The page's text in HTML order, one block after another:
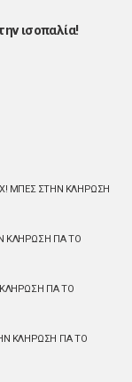
ισοπαλία!
ΜΠΕΣ ΣΤΗΝ ΚΛΗΡΩΣΗ
ΚΛΗΡΩΣΗ ΓΙΑ ΤΟ
ΚΛΗΡΩΣΗ ΓΙΑ ΤΟ
ΚΛΗΡΩΣΗ ΓΙΑ ΤΟ